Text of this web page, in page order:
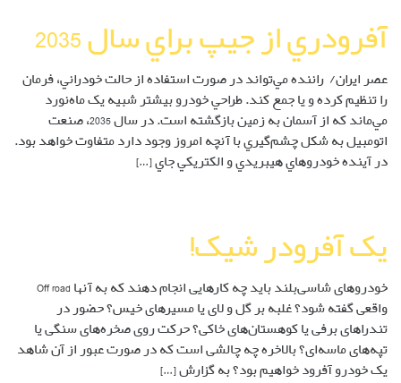
آفرودري از جيپ براي سال 2035
عصر ايران/ راننده مي‌تواند در صورت استفاده از حالت خودراني، فرمان
را تنظيم کرده و يا جمع کند. طراحي خودرو بيشتر شبيه يک ماه‌نورد
مي‌ماند که از آسمان به زمين بازگشته است. در سال 2035، صنعت
اتومبيل به شکل چشم‌گيري با آنچه امروز وجود دارد متفاوت خواهد بود.
در آينده خودروهاي هيبريدي و الکتريکي جاي […]
یک آفرودر شیک!
خودروهای شاسی‌بلند باید چه کارهایی انجام دهند که به آنها Off road
واقعی گفته شود؟ غلبه بر گل و لای یا مسیرهای خیس؟ حضور در
تندراهای برفی یا کوهستان‌های خاکی؟ حرکت روی صخره‌های سنگی یا
تپه‌های ماسه‌ای؟ بالاخره چه چالشی است که در صورت عبور از آن شاهد
یک خودرو آفرود خواهیم بود؟ به گزارش […]